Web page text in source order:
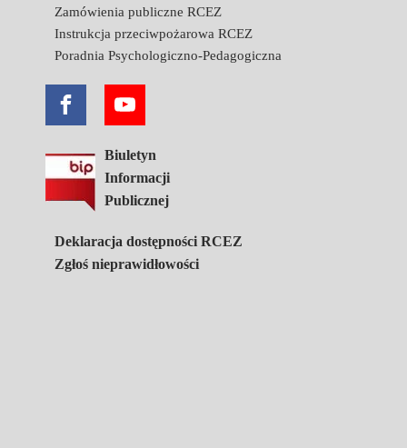
Zamówienia publiczne RCEZ
Instrukcja przeciwpożarowa RCEZ
Poradnia Psychologiczno-Pedagogiczna
Biuletyn
Informacji
Publicznej
Deklaracja dostępności RCEZ
Zgłoś nieprawidłowości